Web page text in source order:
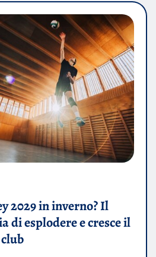
2029 in inverno? Il
di esplodere e cresce il